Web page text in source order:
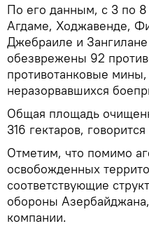
По его данным, с 3 по 8
Агдаме, Ходжавенде,
Джебраиле и
обезврежены 92
противотанковые
неразорвавшихся
Общая площадь
316 гектаров,
Отметим, что помимо
освобожденных
соответствующие
обороны
компании.